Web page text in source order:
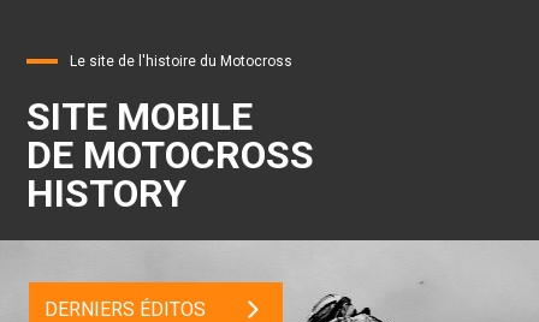
Le site de l'histoire du Motocross
SITE MOBILE
DE MOTOCROSS
HISTORY
DERNIERS ÉDITOS